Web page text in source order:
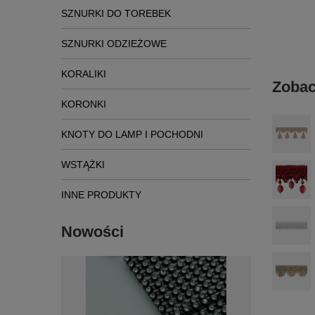
SZNURKI DO TOREBEK
SZNURKI ODZIEŻOWE
KORALIKI
KORONKI
KNOTY DO LAMP I POCHODNI
WSTĄŻKI
INNE PRODUKTY
Nowości